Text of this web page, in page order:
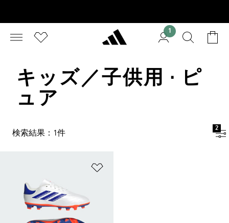
1
キッズ／子供用 · ピ
ュア
検索結果：1件
2